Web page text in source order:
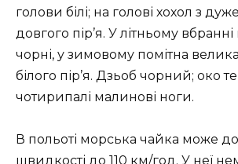
голови білі; на голові хохол з
довгого пір’я. У літньому
чорні, у зимовому помітна
білого пір’я. Дзьоб чорний; око
чотирипалі малинові ноги.
В польоті морська чайка може
швидкості до 110 км/год. У неї